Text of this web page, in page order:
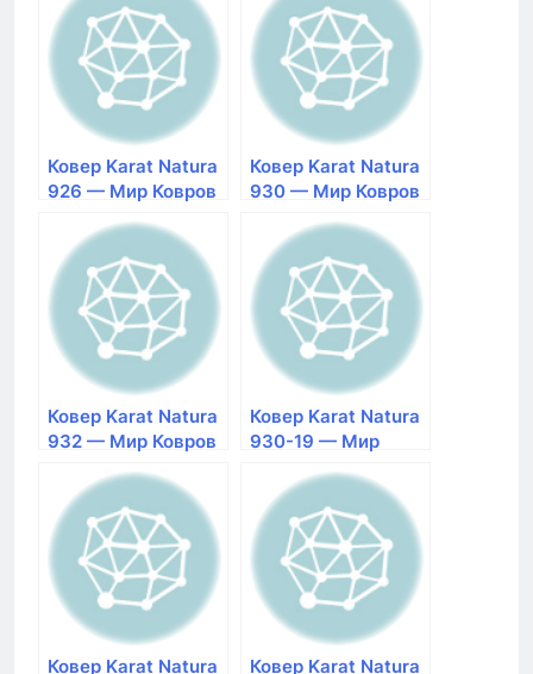
Ковер Karat Natura
926 — Мир Ковров
Ковер Karat Natura
930 — Мир Ковров
Ковер Karat Natura
932 — Мир Ковров
Ковер Karat Natura
930-19 — Мир
Ковер Karat Natura Ковер Karat Natura